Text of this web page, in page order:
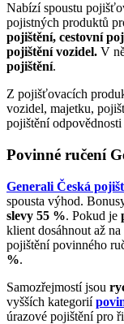
Nabízí spoustu
pojistných produktů
pojištění, cestovní
pojištění vozidel. V
pojištění.
Z pojišťovacích
vozidel, majetku,
pojištění
Povinné ručení
Generali Česká
spousta výhod.
slevy 55 %. Pokud je
klient dosáhnout až na
pojištění povinného
%.
Samozřejmostí jsou
vyšších kategorií
úrazové pojištění pro